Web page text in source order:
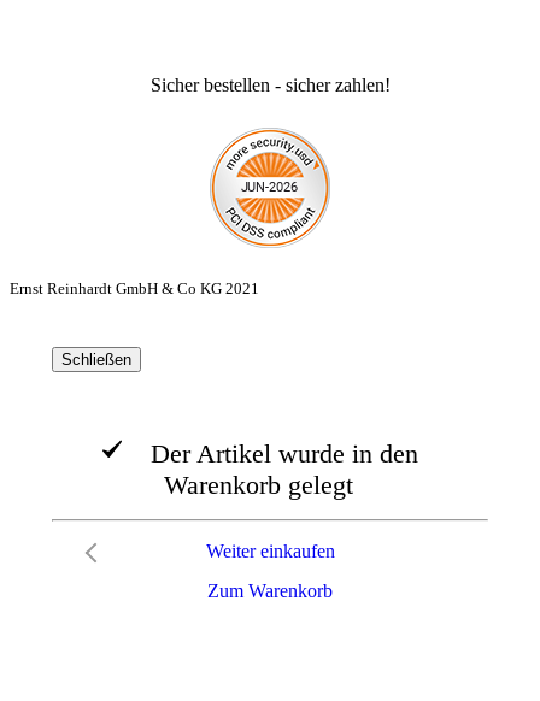
Sicher bestellen - sicher zahlen!
Ernst Reinhardt GmbH & Co KG 2021
Schließen
Der Artikel wurde in den
Warenkorb gelegt
Zum Warenkorb
Weiter einkaufen